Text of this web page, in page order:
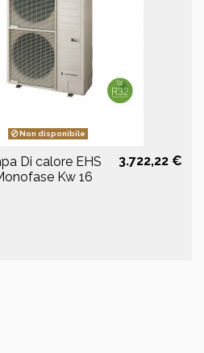
Non disponibile
Di calore EHS
Kw 16
3.722,22 €